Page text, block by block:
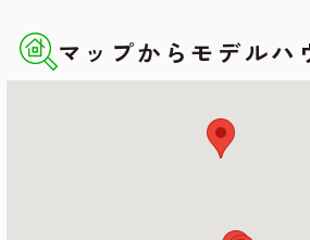
マップからモデルハ